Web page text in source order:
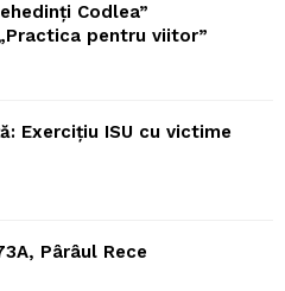
Codlea”
pentru viitor”
Exercițiu ISU cu victime
Pârâul Rece